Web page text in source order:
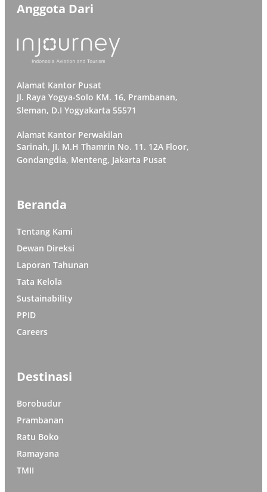
Anggota Dari
Alamat Kantor Pusat
Jl. Raya Yogya-Solo KM. 16, Prambanan,
Sleman, D.I Yogyakarta 55571
Alamat Kantor Perwakilan
Sarinah, JI. M.H Thamrin No. 11. 12A Floor,
Gondangdia, Menteng, Jakarta Pusat
Beranda
Tentang Kami
Dewan Direksi
Laporan Tahunan
Tata Kelola
Sustainability
PPID
Careers
Destinasi
Borobudur
Prambanan
Ratu Boko
Ramayana
TMII